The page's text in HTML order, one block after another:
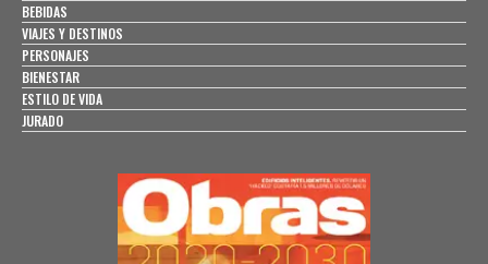
BEBIDAS
VIAJES Y DESTINOS
PERSONAJES
BIENESTAR
ESTILO DE VIDA
JURADO